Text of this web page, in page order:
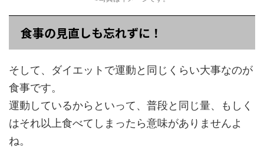
食事の見直しも忘れずに！
そして、ダイエットで運動と同じくらい大事なのが
食事です。
運動しているからといって、普段と同じ量、もしく
はそれ以上食べてしまったら意味がありませんよ
ね。